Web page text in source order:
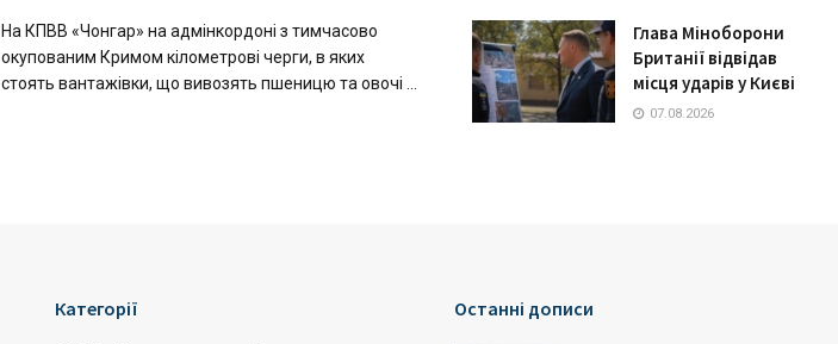
На КПВВ «Чонгар» на адмінкордоні з тимчасово
окупованим Кримом кілометрові черги, в яких
стоять вантажівки, що вивозять пшеницю та овочі ...
Глава Міноборони
Британії відвідав
місця ударів у Києві
07.08.2026
Категорії Останні дописи